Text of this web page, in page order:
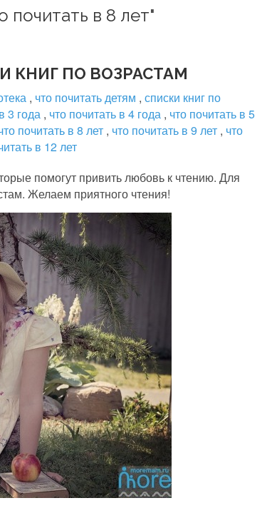
почитать в 8 лет"
КНИГ ПО ВОЗРАСТАМ
, что почитать детям , списки книг по
3 года , что почитать в 4 года , что почитать в 5
почитать в 8 лет , что почитать в 9 лет , что
в 12 лет
помогут привить любовь к чтению. Для
Желаем приятного чтения!